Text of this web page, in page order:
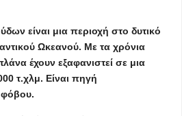
είναι μια περιοχή στο δυτικό
Ωκεανού. Με τα χρόνια
έχουν εξαφανιστεί σε μια
τ.χλμ. Είναι πηγή
φόβου.